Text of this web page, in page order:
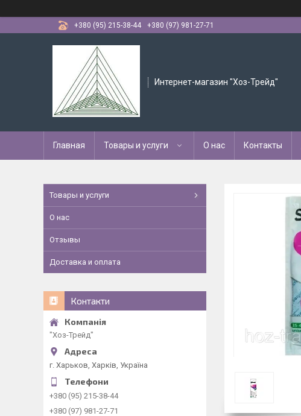
+380 (95) 215-38-44 +380 (97) 981-27-71
Интернет-магазин "Хоз-Трейд"
Главная Товары и услуги О нас Контакты
Товары и услуги
О нас
Отзывы
Доставка и оплата
Контакти
"Хоз-Трейд"
г. Харьков, Харків, Україна
+380 (95) 215-38-44
+380 (97) 981-27-71